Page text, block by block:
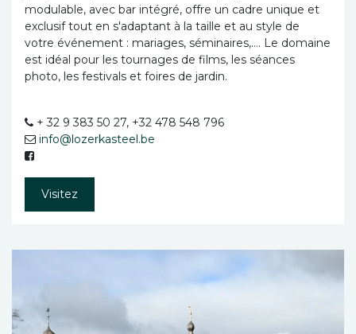
modulable, avec bar intégré, offre un cadre unique et
exclusif tout en s'adaptant à la taille et au style de
votre événement : mariages, séminaires,…. Le domaine
est idéal pour les tournages de films, les séances
photo, les festivals et foires de jardin.
+ 32 9 383 50 27, +32 478 548 796
info@lozerkasteel.be
Visitez